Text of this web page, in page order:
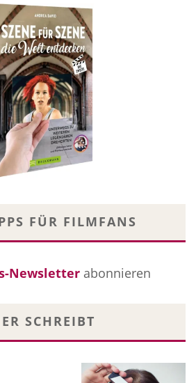
FÜR FILMFANS
Newsletter abonnieren
SCHREIBT